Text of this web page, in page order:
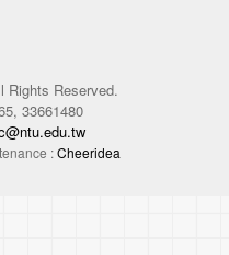
Rights Reserved.
33661480
:Cheeridea